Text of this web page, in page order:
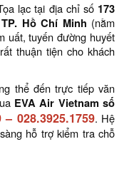
lạc tại địa chỉ số 173
Hồ Chí Minh (nằm
uất, tuyến đường huyết
thuận tiện cho khách
thể đến trực tiếp văn
EVA Air Vietnam số
– 028.3925.1759. Hệ
hỗ trợ kiểm tra chỗ